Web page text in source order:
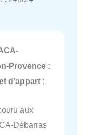
Provence :
d'appart :
aux
Débarras